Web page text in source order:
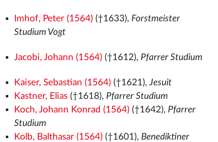
Imhof, Peter (1564)(†1633), Forstmeister
Studium Vogt
Jacobi, Johann (1564)(†1612), Pfarrer Studium
Kaiser, Sebastian (1564)(†1621),Jesuit
Kastner, Elias(†1618), Pfarrer Studium
Koch, Johann Konrad (1564)(†1642), Pfarrer
Studium
Kolb, Balthasar (1564)(†1601), Benediktiner